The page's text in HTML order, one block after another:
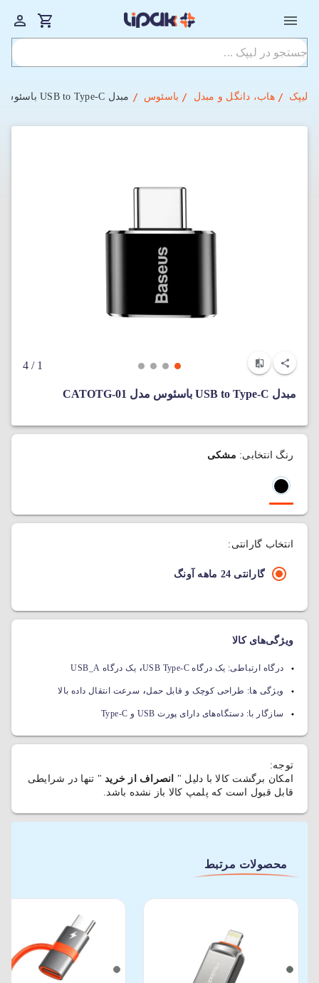
لیپک هاب، دانگل و مبدل باسئوس مبدل USB to Type-C باسئوس مدل CATOTG-01
1
/ 4
مبدل USB to Type-C باسئوس مدل CATOTG-01
رنگ انتخابی: مشکی
انتخاب گارانتی:
گارانتی 24 ماهه آونگ
ویژگی‌های کالا
درگاه ارتباطی: یک درگاه USB Type-C ، یک درگاه USB_A
ویژگی ها: طراحی کوچک و قابل حمل، سرعت انتقال داده بالا
سازگار با: دستگاه‌های دارای پورت USB و Type-C
توجه:
امکان برگشت کالا با دلیل "
انصراف از خرید " تنها در شرایطی
قابل قبول است که پلمپ کالا باز نشده باشد.
محصولات مرتبط